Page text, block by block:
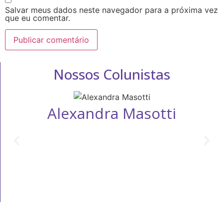
Salvar meus dados neste navegador para a próxima vez
que eu comentar.
Nossos Colunistas
Alexandra Masotti